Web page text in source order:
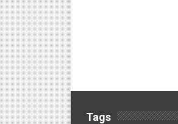
Tags